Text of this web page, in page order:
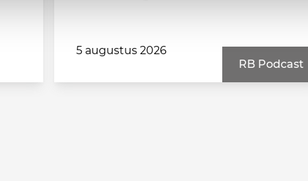
5 augustus 2026
RB Podcast